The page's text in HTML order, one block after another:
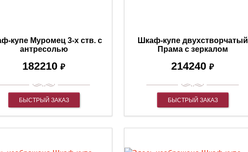
купе Муромец 3-х ств. с
антресолью
182210 ₽
БЫСТРЫЙ ЗАКАЗ
Шкаф-купе двухстворчатый
Прама с зеркалом
214240 ₽
БЫСТРЫЙ ЗАКАЗ